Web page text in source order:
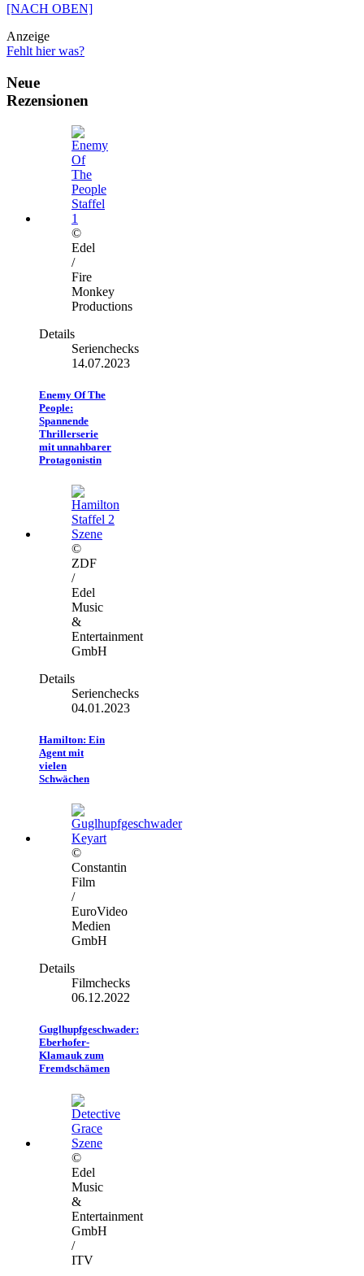
[NACH OBEN]
Anzeige
Fehlt hier was?
Neue
Rezensionen
©
Edel
/
Fire
Monkey
Productions
Details
Serienchecks
14.07.2023
Enemy Of The
People:
Spannende
Thrillerserie
mit unnahbarer
Protagonistin
©
ZDF
/
Edel
Music
&
Entertainment
GmbH
Details
Serienchecks
04.01.2023
Hamilton: Ein
Agent mit
vielen
Schwächen
©
Constantin
Film
/
EuroVideo
Medien
GmbH
Details
Filmchecks
06.12.2022
Guglhupfgeschwader:
Eberhofer-
Klamauk zum
Fremdschämen
©
Edel
Music
&
Entertainment
GmbH
/
ITV